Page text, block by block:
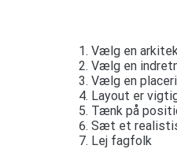
Vælg en
Vælg en
Vælg en
Layout er
Tænk på
Sæt et
Lej fagfolk